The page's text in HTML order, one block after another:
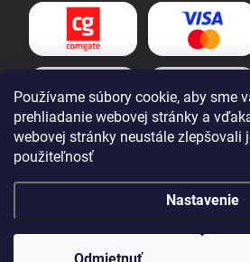
Používame súbory cookie, aby sme
prehliadanie webovej stránky a
webovej stránky neustále zlepšovali
použiteľnosť
Nastavenie
Copyright 2026Tomek nářadí s.r.o.. Všetky